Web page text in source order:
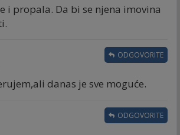
i propala. Da bi se njena imovina
danas je sve moguće.
ODGOVORITE
ODGOVORITE